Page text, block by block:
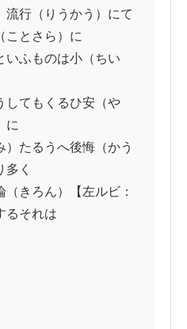
流行（りうかう）にて
ことさら）に
いふものは小（ちい
してもくるひ安（や
に
）たるうへ後悔（かう
多く
きろん）【左ルビ：
るそれは